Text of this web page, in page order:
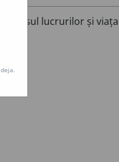
mersul lucrurilor și